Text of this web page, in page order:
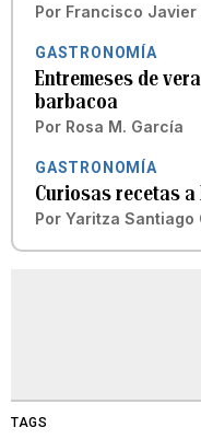
Por Francisco Javier
GASTRONOMÍA
Entremeses de
barbacoa
Por Rosa M. García
GASTRONOMÍA
Curiosas recetas
Por Yaritza Santiago
TAGS